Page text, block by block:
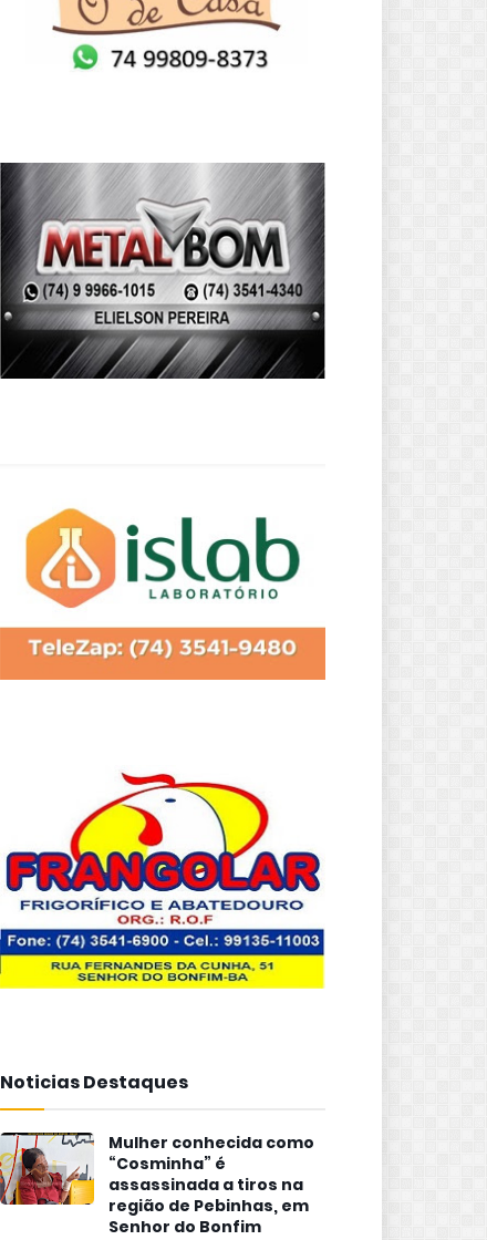
Noticias Destaques
Mulher conhecida como
“Cosminha” é
assassinada a tiros na
região de Pebinhas, em
Senhor do Bonfim